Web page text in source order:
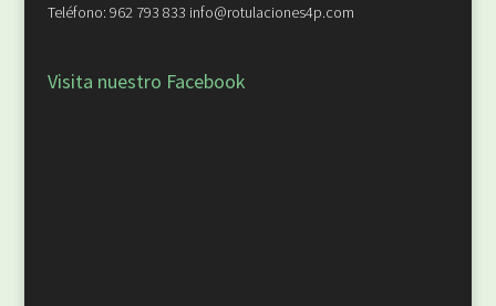
Teléfono: 962 793 833 info@rotulaciones4p.com
Visita nuestro Facebook